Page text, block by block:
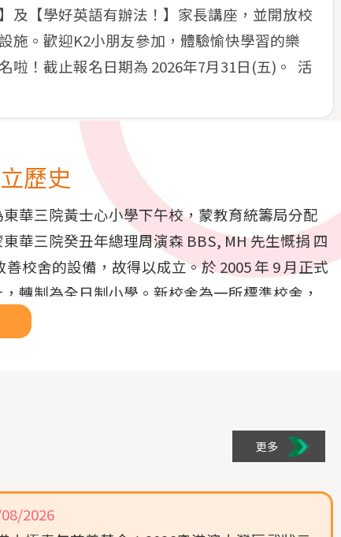
及【學好英語有辦法！】家長講座，並開放校
施。歡迎K2小朋友參加，體驗愉快學習的樂
啦！截止報名日期為 2026年7月31日(五)。 活
歷史
華三院黃士心小學下午校，蒙教育統籌局分配
華三院癸丑年總理周演森 BBS, MH 先生慨捐 四
善校舍的設備，故得以成立。於 2005 年 9 月正式
轉制為全日制小學。新校舍為一所標準校舍，
衣青芊街 8 號，佔地四千平方米，環境清靜優
。
更多
2026